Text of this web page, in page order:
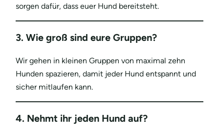
sorgen dafür, dass euer Hund bereitsteht.
3. Wie groß sind eure Gruppen?
Wir gehen in kleinen Gruppen von maximal zehn
Hunden spazieren, damit jeder Hund entspannt und
sicher mitlaufen kann.
4. Nehmt ihr jeden Hund auf?